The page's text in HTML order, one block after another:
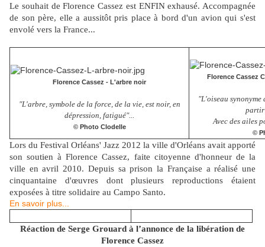
Le souhait de Florence Cassez est ENFIN exhausé. Accompagnée
de son père, elle a aussitôt pris place à bord d'un avion qui s'est
envolé vers la France...
Florence Cassez - L'arbre noir
"L'arbre, symbole de la force, de la vie, est noir, en
dépression, fatigué"...
© Photo Clodelle
Florence Cassez
"L'oiseau
partir
Avec des ailes
©
Lors du Festival Orléans' Jazz 2012 la ville d'Orléans avait apporté
son soutien à Florence Cassez, faite citoyenne d'honneur de la
ville en avril 2010. Depuis sa prison la Française a réalisé une
cinquantaine d'œuvres dont plusieurs reproductions étaient
exposées à titre solidaire au Campo Santo.
En savoir plus...
Réaction de Serge Grouard à l’annonce de la libération de
Florence Cassez